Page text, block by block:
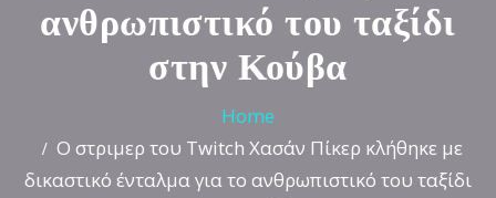
ανθρωπιστικό του ταξίδι
στην Κούβα
Home
Ο στριμερ του Twitch Χασάν Πίκερ κλήθηκε με
δικαστικό ένταλμα για το ανθρωπιστικό του ταξίδι